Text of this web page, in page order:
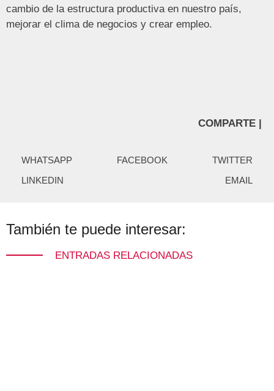
cambio de la estructura productiva en nuestro país,
mejorar el clima de negocios y crear empleo.
COMPARTE |
WHATSAPP FACEBOOK
TWITTER
LINKEDIN
EMAIL
También te puede interesar:
ENTRADAS RELACIONADAS